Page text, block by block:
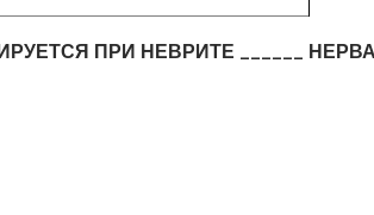
ПРИ НЕВРИТЕ ______ НЕРВА